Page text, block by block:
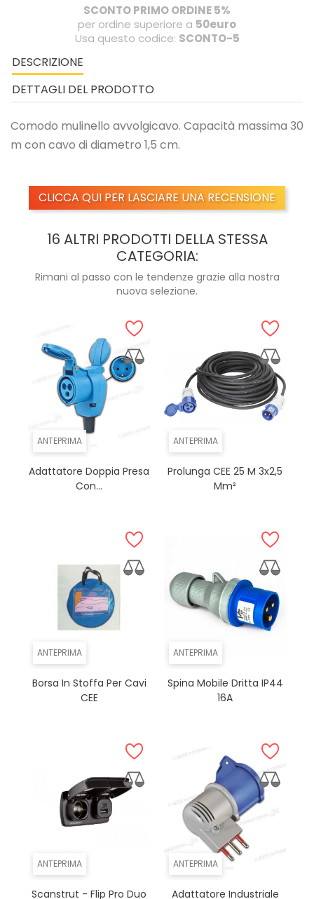
SCONTO PRIMO ORDINE 5%
per ordine superiore a 50euro
Usa questo codice: SCONTO-5
DESCRIZIONE
DETTAGLI DEL PRODOTTO
Comodo mulinello avvolgicavo. Capacità massima 30
m con cavo di diametro 1,5 cm.
CLICCA QUI PER LASCIARE UNA RECENSIONE
16 ALTRI PRODOTTI DELLA STESSA
CATEGORIA:
Rimani al passo con le tendenze grazie alla nostra
nuova selezione.
ANTEPRIMA
Adattatore Doppia Presa
Con...
ANTEPRIMA
Prolunga CEE 25 M 3x2,5
Mm²
ANTEPRIMA
Borsa In Stoffa Per Cavi
CEE
ANTEPRIMA
Spina Mobile Dritta IP44
16A
ANTEPRIMA
Scanstrut - Flip Pro Duo
ANTEPRIMA
Adattatore Industriale